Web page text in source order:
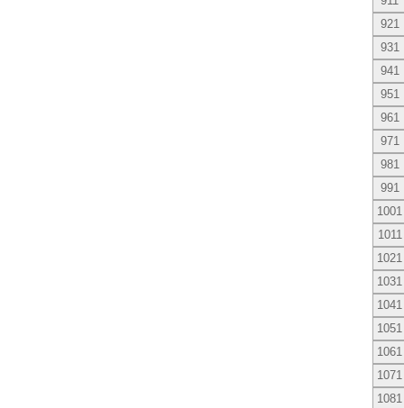
921
931
941
951
961
971
981
991
1001
1011
1021
1031
1041
1051
1061
1071
1081